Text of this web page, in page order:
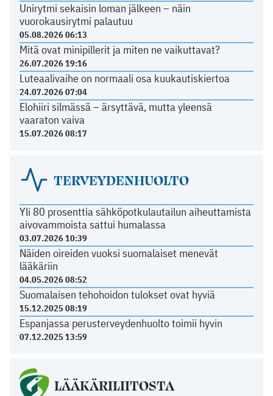
Unirytmi sekaisin loman jälkeen – näin
vuorokausirytmi palautuu
05.08.2026 06:13
Mitä ovat minipillerit ja miten ne vaikuttavat?
26.07.2026 19:16
Luteaalivaihe on normaali osa kuukautiskiertoa
24.07.2026 07:04
Elohiiri silmässä – ärsyttävä, mutta yleensä
vaaraton vaiva
15.07.2026 08:17
TERVEYDENHUOLTO
Yli 80 prosenttia sähköpotkulautailun aiheuttamista
aivovammoista sattui humalassa
03.07.2026 10:39
Näiden oireiden vuoksi suomalaiset menevät
lääkäriin
04.05.2026 08:52
Suomalaisen tehohoidon tulokset ovat hyviä
15.12.2025 08:19
Espanjassa perusterveydenhuolto toimii hyvin
07.12.2025 13:59
LÄÄKÄRILIITOSTA